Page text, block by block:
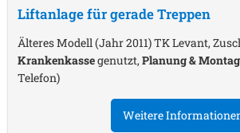
Liftanlage für gerade Treppen
Älteres Modell (Jahr 2011) TK Levant,
Krankenkassegenutzt,Planung &
Telefon)
Weitere